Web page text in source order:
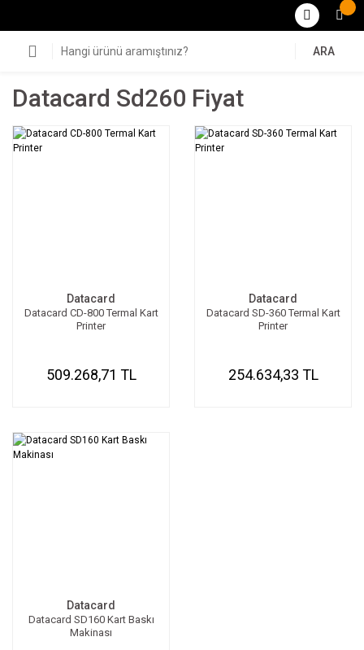
ARA
Datacard Sd260 Fiyat
Datacard
Datacard CD-800 Termal Kart
Printer
509.268,71 TL
Datacard
Datacard SD-360 Termal Kart
Printer
254.634,33 TL
Datacard
Datacard SD160 Kart Baskı
Makinası